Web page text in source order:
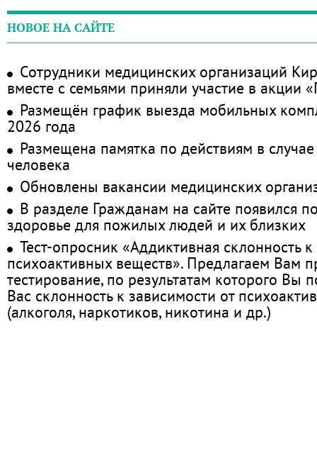
НОВОЕ НА САЙТЕ
Сотрудники медицинских организаций
вместе с семьями приняли участие в акции
Размещён график выезда мобильных
2026 года
Размещена памятка по действиям в
человека
Обновлены вакансии медицинских
В разделе Гражданам на сайте появился
здоровье для пожилых людей и их близких
Тест-опросник «Аддиктивная склонность
психоактивных веществ». Предлагаем Вам
тестирование, по результатам которого Вы
Вас склонность к зависимости от
(алкоголя, наркотиков, никотина и др.)